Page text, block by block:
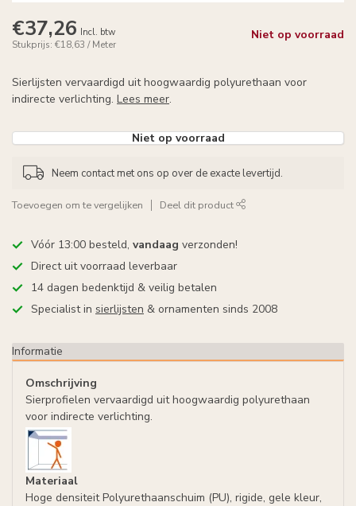
€37,26 Incl. btw
Stukprijs: €18,63 / Meter
Niet op voorraad
Sierlijsten vervaardigd uit hoogwaardig polyurethaan voor
indirecte verlichting. Lees meer.
Niet op voorraad
Neem contact met ons op over de exacte levertijd.
Toevoegen om te vergelijken Deel dit product
Vóór 13:00 besteld, vandaag verzonden!
Direct uit voorraad leverbaar
14 dagen bedenktijd & veilig betalen
Specialist in sierlijsten & ornamenten sinds 2008
Informatie
Omschrijving
Sierprofielen vervaardigd uit hoogwaardig polyurethaan
voor indirecte verlichting.
Materiaal
Hoge densiteit Polyurethaanschuim (PU), rigide, gele kleur,